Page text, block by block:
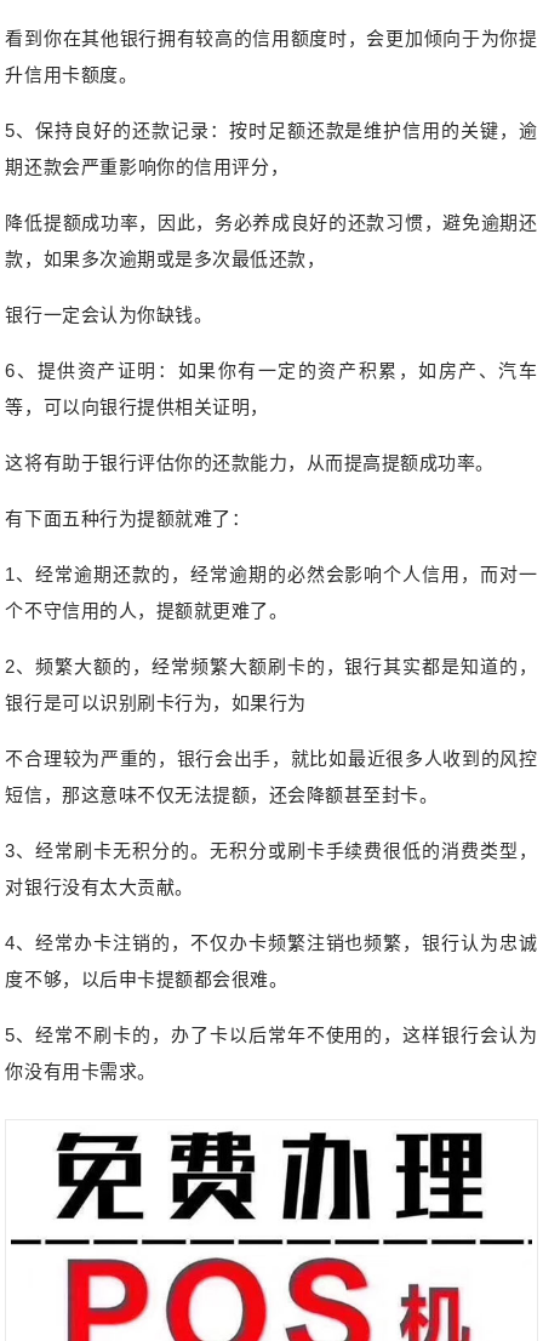
看到你在其他银行拥有较高的信用额度时，会更加倾向于为你提
升信用卡额度。
5、保持良好的还款记录： 按时足额还款是维护信用的关键，逾
期还款会严重影响你的信用评分，
降低提额成功率，因此，务必养成良好的还款习惯，避免逾期还
款， 如果多次逾期或是多次最低还款，
银行一定会认为你缺钱。
6、提供资产证明：如果你有一定的资产积累，如房产、汽车
等，可以向银行提供相关证明，
这将有助于银行评估你的还款能力，从而提高提额成功率。
有下面五种行为提额就难了：
1、经常逾期还款的，经常逾期的必然会影响个人信用，而对一
个不守信用的人，提额就更难了。
2、频繁大额的，经常频繁大额刷卡的，银行其实都是知道的，
银行是可以识别刷卡行为，如果行为
不合理较为严重的，银行会出手，就比如最近很多人收到的风控
短信，那这意味不仅无法提额，还会降额甚至封卡。
3、经常刷卡无积分的。无积分或刷卡手续费很低的消费类型，
对银行没有太大贡献。
4、经常办卡注销的，不仅办卡频繁注销也频繁，银行认为忠诚
度不够，以后申卡提额都会很难。
5、经常不刷卡的，办了卡以后常年不使用的，这样银行会认为
你没有用卡需求。